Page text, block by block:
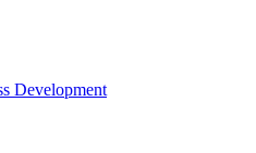
Development